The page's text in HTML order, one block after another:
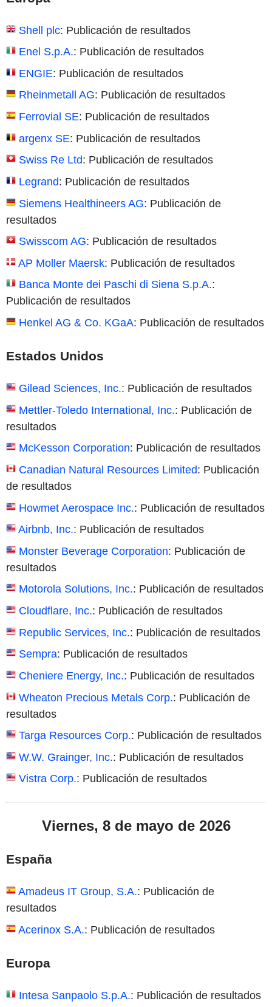
Shell plc: Publicación de resultados
Enel S.p.A.: Publicación de resultados
ENGIE: Publicación de resultados
Rheinmetall AG: Publicación de resultados
Ferrovial SE: Publicación de resultados
argenx SE: Publicación de resultados
Swiss Re Ltd: Publicación de resultados
Legrand: Publicación de resultados
Siemens Healthineers AG: Publicación de
resultados
Swisscom AG: Publicación de resultados
AP Moller Maersk: Publicación de resultados
Banca Monte dei Paschi di Siena S.p.A.:
Publicación de resultados
Henkel AG & Co. KGaA: Publicación de resultados
Estados Unidos
Gilead Sciences, Inc.: Publicación de resultados
Mettler-Toledo International, Inc.: Publicación de
resultados
McKesson Corporation: Publicación de resultados
Canadian Natural Resources Limited: Publicación
de resultados
Howmet Aerospace Inc.: Publicación de resultados
Airbnb, Inc.: Publicación de resultados
Monster Beverage Corporation: Publicación de
resultados
Motorola Solutions, Inc.: Publicación de resultados
Cloudflare, Inc.: Publicación de resultados
Republic Services, Inc.: Publicación de resultados
Sempra: Publicación de resultados
Cheniere Energy, Inc.: Publicación de resultados
Wheaton Precious Metals Corp.: Publicación de
resultados
Targa Resources Corp.: Publicación de resultados
W.W. Grainger, Inc.: Publicación de resultados
Vistra Corp.: Publicación de resultados
Viernes, 8 de mayo de 2026
España
Amadeus IT Group, S.A.: Publicación de
resultados
Acerinox S.A.: Publicación de resultados
Europa
Intesa Sanpaolo S.p.A.: Publicación de resultados